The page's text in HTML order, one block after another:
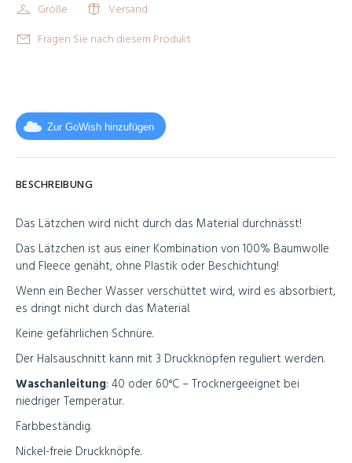
Größe
Versand
Fragen Sie nach diesem Produkt
Zur GoWish hinzufügen
BESCHREIBUNG
Das Lätzchen wird nicht durch das Material durchnässt!
Das Lätzchen ist aus einer Kombination von 100% Baumwolle
und Fleece genäht, ohne Plastik oder Beschichtung!
Wenn ein Becher Wasser verschüttet wird, wird es absorbiert,
es dringt nicht durch das Material.
Keine gefährlichen Schnüre.
Der Halsauschnitt kann mit 3 Druckknöpfen reguliert werden.
Waschanleitung: 40 oder 60°C – Trocknergeeignet bei
niedriger Temperatur.
Farbbeständig.
Nickel-freie Druckknöpfe.